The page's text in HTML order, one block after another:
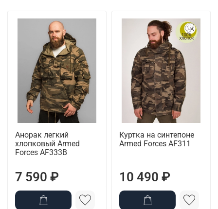
Анорак легкий
хлопковый Armed
Forces AF333B
7 590 ₽
Куртка на синтепоне
Armed Forces AF311
10 490 ₽